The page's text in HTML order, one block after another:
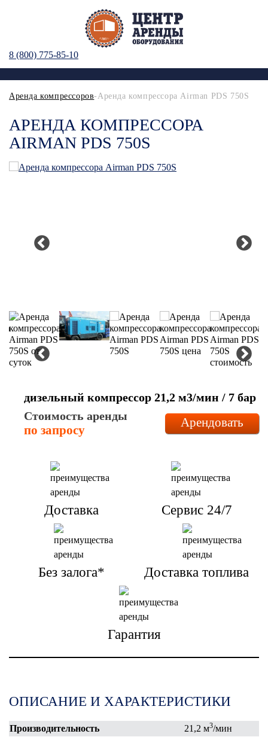
8 (800) 775-85-10
Аренда компрессоров-Аренда компрессора Airman PDS 750S
АРЕНДА КОМПРЕССОРА
AIRMAN PDS 750S
дизельный компрессор 21,2 м3/мин / 7 бар
Стоимость аренды
по запросу
Арендовать
Доставка Сервис 24/7
Без залога* Доставка топлива
Гарантия
ОПИСАНИЕ И ХАРАКТЕРИСТИКИ
Производительность 21,2 м3/мин